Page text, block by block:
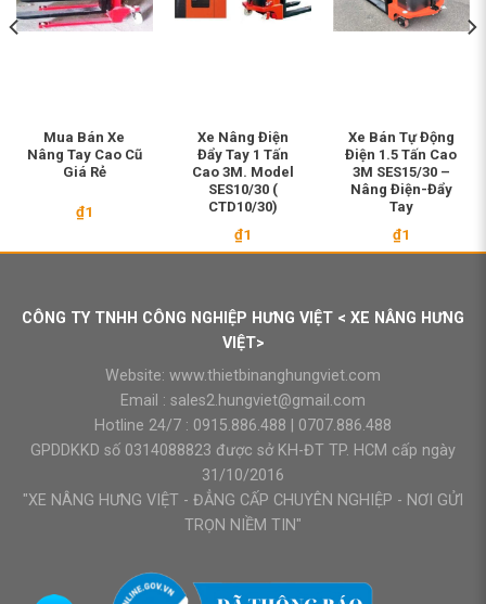
Mua Bán Xe
Nâng Tay Cao Cũ
Giá Rẻ
₫1
Xe Nâng Điện
Đẩy Tay 1 Tấn
Cao 3M. Model
SES10/30 (
CTD10/30)
₫1
Xe Bán Tự Động
Điện 1.5 Tấn Cao
3M SES15/30 –
Nâng Điện-Đẩy
Tay
₫1
CÔNG TY TNHH CÔNG NGHIỆP HƯNG VIỆT < XE NÂNG HƯNG
VIỆT>
Website: www.thietbinanghungviet.com
Email : sales2.hungviet@gmail.com
Hotline 24/7 : 0915.886.488
0707.886.488
GPDDKKD số 0314088823 được sở KH-ĐT TP. HCM cấp ngày
31/10/2016
"XE NÂNG HƯNG VIỆT - ĐẲNG CẤP CHUYÊN NGHIỆP - NƠI GỬI
TRỌN NIỀM TIN"